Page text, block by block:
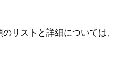
リストと詳細については